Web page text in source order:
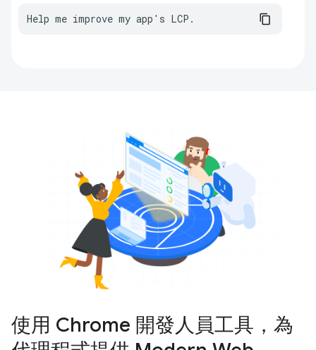
Help me improve my app's LCP.
使用 Chrome 開發人員工具，為